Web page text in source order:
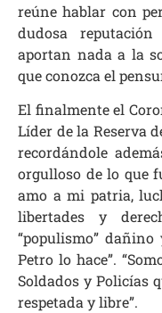
reúne hablar con
dudosa
aportan nada a la
que conozca el
El finalmente el
Líder de la Reserva
recordándole
orgulloso de lo que
amo a mi patria,
libertades y
“populismo”
Petro lo hace”.
Soldados y Policías
respetada y libre”.